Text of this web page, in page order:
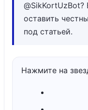
оставить
под статьей.
Нажмите на